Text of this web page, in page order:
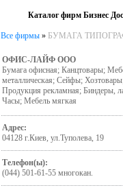
Каталог фирм Бизнес
Все фирмы » БУМАГА
ОФИС-ЛАЙФ ООО
Бумага офисная; Канцтовары;
металлическая; Сейфы;
Продукция рекламная; Биндеры,
Часы; Мебель мягкая
Адрес:
04128 г.Киев, ул.Туполева, 19
Телефон(ы):
(044) 501-61-55 многокан.